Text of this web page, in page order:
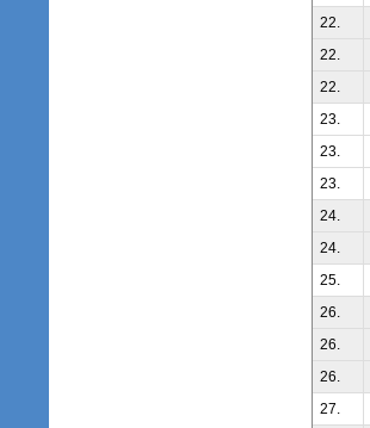
22.
22.
22.
23.
23.
23.
24.
24.
25.
26.
26.
26.
27.